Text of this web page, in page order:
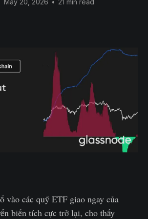
vào các quỹ ETF giao ngay của
biến tích cực trở lại, cho thấy